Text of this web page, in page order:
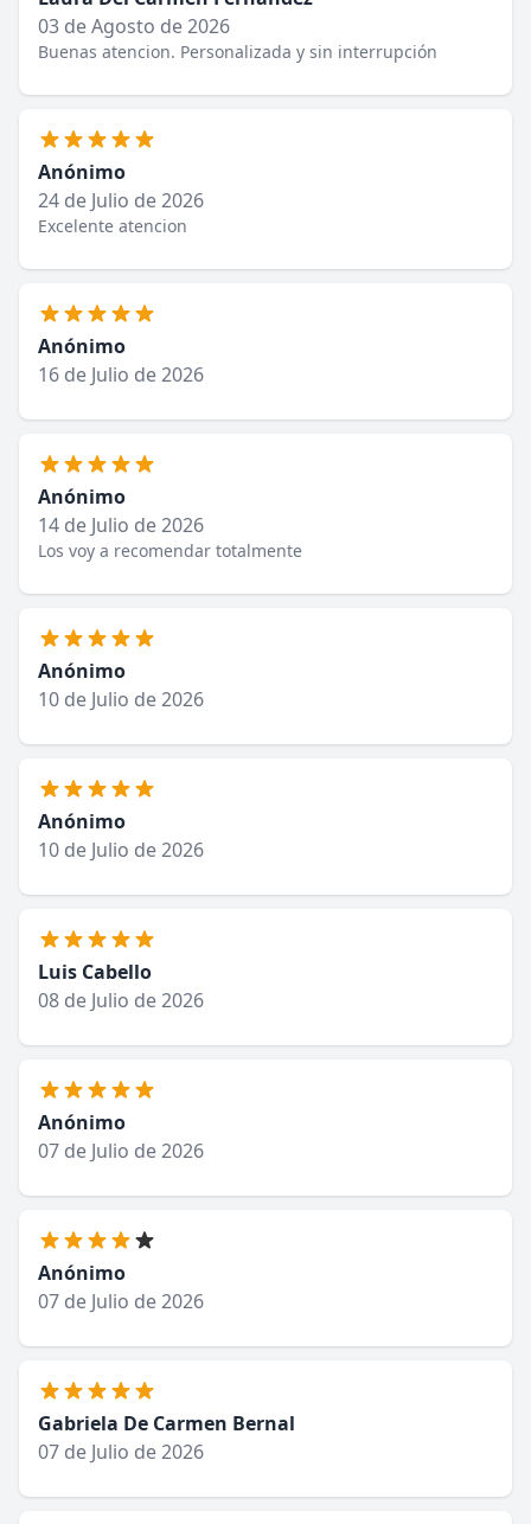
03 de Agosto de 2026
Buenas atencion. Personalizada y sin interrupción
Anónimo
24 de Julio de 2026
Excelente atencion
Anónimo
16 de Julio de 2026
Anónimo
14 de Julio de 2026
Los voy a recomendar totalmente
Anónimo
10 de Julio de 2026
Anónimo
10 de Julio de 2026
Luis Cabello
08 de Julio de 2026
Anónimo
07 de Julio de 2026
Anónimo
07 de Julio de 2026
Gabriela De Carmen Bernal
07 de Julio de 2026